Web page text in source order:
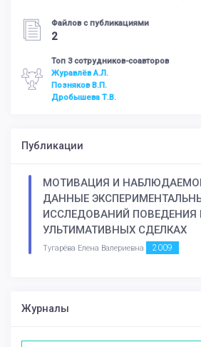
Файлов с публикациями
2
Топ 3 сотрудников-соавторов
Журавлёв А.Л.
Позняков В.П.
Дробышева Т.В.
Публикации
МОТИВАЦИЯ И
ДАННЫЕ
ИССЛЕДОВАНИЙ ПОВЕДЕНИЯ
УЛЬТИМАТИВНЫХ СДЕЛКАХ
Тугарёва Елена Валериевна 2009
Журналы